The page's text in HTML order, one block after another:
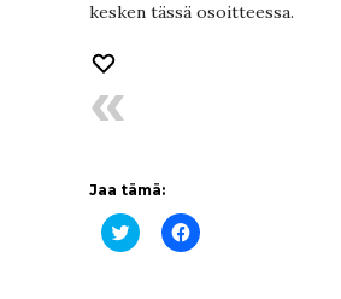
kesken tässä osoitteessa.
Jaa tämä:
Jaa
Twitterissä(Avautuu
Jaa